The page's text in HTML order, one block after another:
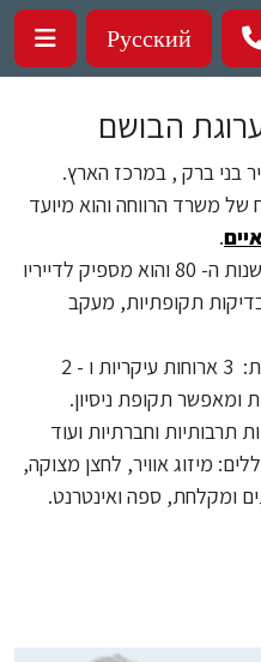
Русский
הבושם
בני ברק , במרכז הארץ.
של משרד הרווחה והוא מיועד
.
הבית בעל וותק וניסיון רב - הוקם בשנות ה- 80 והוא מספיק לדייריו
ביממה, בדיקות תקופתיות, מעקב
בבית מוגשות 5 ארוחות יומיות חמות: 3 ארוחות עיקריות ו - 2
תרבותיות וחברתיות ועוד
מיזוג אוויר, לחצן מצוקה,
ומקלחת, ספה ואינטרנט.